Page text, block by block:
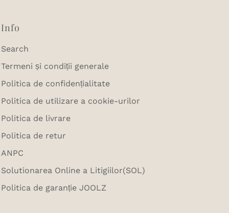
Info
Search
Termeni și condiții generale
Politica de confidențialitate
Politica de utilizare a cookie-urilor
Politica de livrare
Politica de retur
ANPC
Solutionarea Online a Litigiilor(SOL)
Politica de garanție JOOLZ